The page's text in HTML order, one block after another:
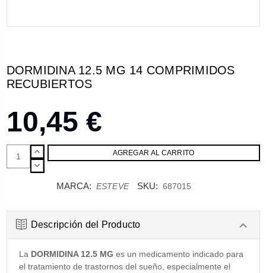
DORMIDINA 12.5 MG 14 COMPRIMIDOS
RECUBIERTOS
10,45 €
AUMENTAR
CANTIDAD:
DISMINUIR
MARCA: ESTEVE SKU: 687015
Descripción del Producto
La DORMIDINA 12.5 MG es un medicamento indicado para
el tratamiento de trastornos del sueño, especialmente el